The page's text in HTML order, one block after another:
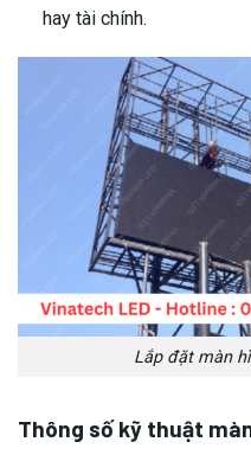
hay tài chính.
Lắp đặt màn
Thông số kỹ thuật